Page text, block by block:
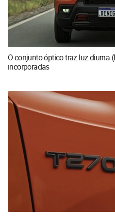
O conjunto óptico traz luz diurna
incorporadas